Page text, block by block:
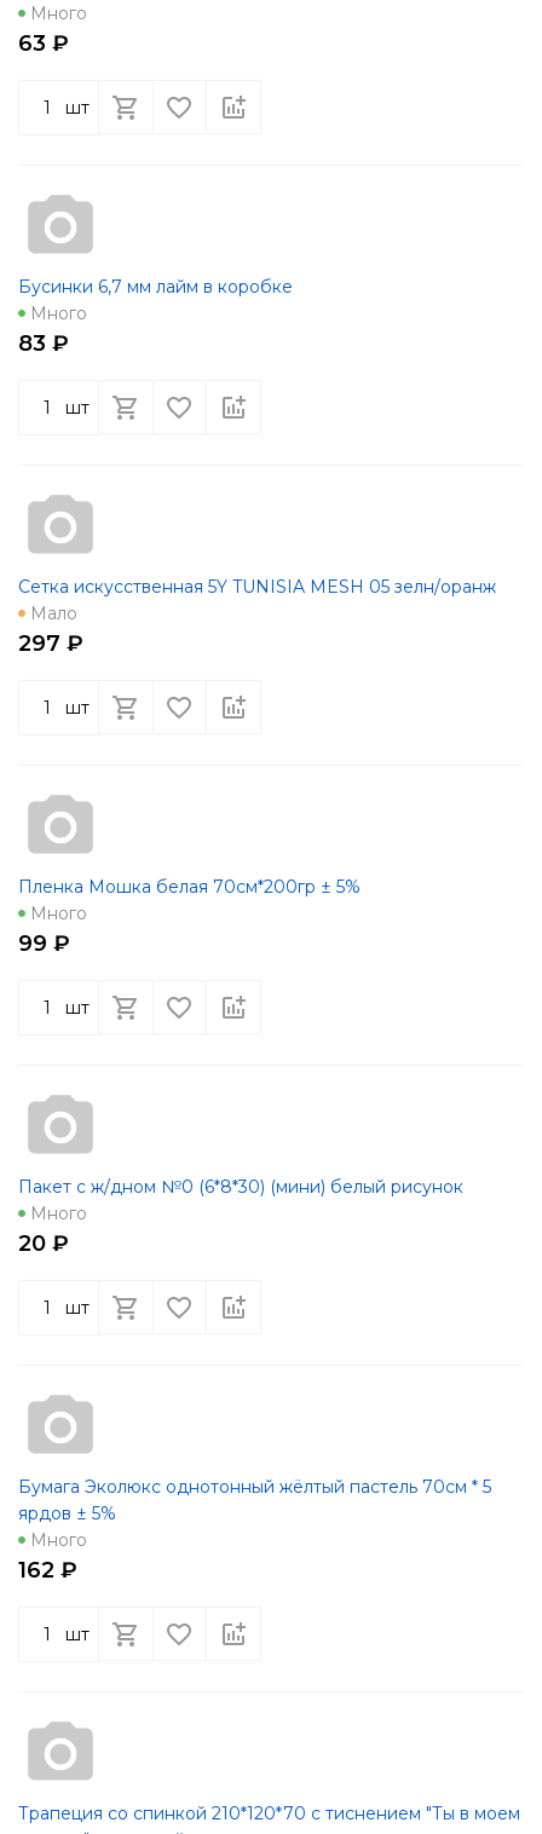
Много
63 ₽
шт
Бусинки 6,7 мм лайм в коробке
Много
83 ₽
шт
Сетка искусственная 5Y TUNISIA MESH 05 зелн/оранж
Мало
297 ₽
шт
Пленка Мошка белая 70см*200гр ± 5%
Много
99 ₽
шт
Пакет с ж/дном №0 (6*8*30) (мини) белый рисунок
Много
20 ₽
шт
Бумага Эколюкс однотонный жёлтый пастель 70см * 5
ярдов ± 5%
Много
162 ₽
шт
Трапеция со спинкой 210*120*70 с тиснением "Ты в моем